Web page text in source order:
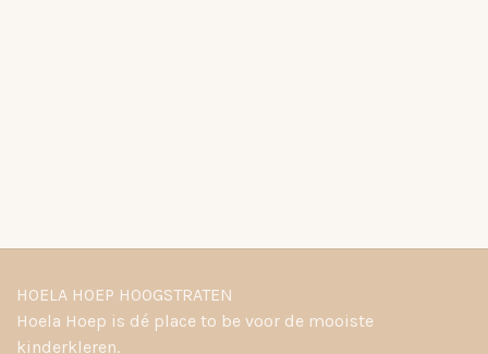
HOELA HOEP HOOGSTRATEN
Hoela Hoep is dé place to be voor de mooiste
kinderkleren.